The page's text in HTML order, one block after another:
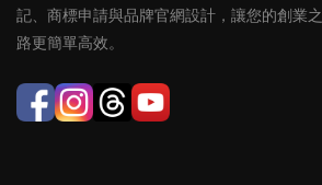
記、商標申請與品牌官網設計，讓您的創業之
路更簡單高效。